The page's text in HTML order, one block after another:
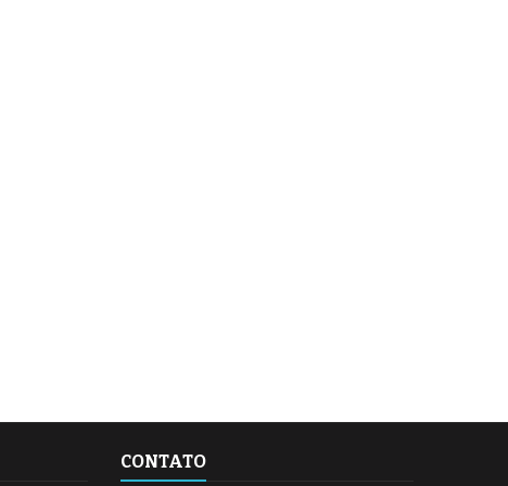
CONTATO